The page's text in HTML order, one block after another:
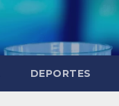
DEPORTES